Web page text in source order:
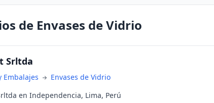
de Envases de Vidrio
Srltda
Embalajes
Envases de Vidrio
en Independencia, Lima, Perú